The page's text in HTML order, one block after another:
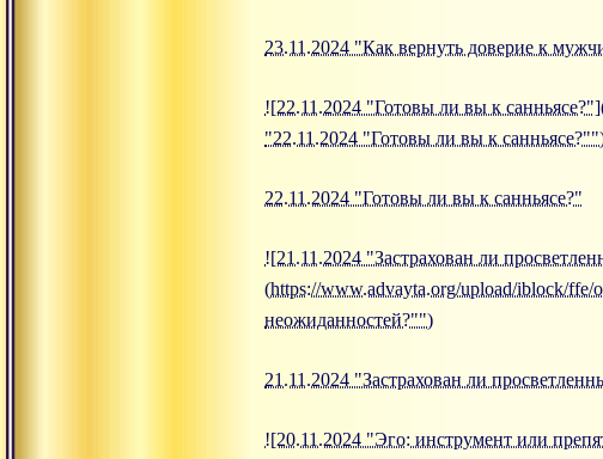
23.11.2024 "Как вернуть доверие к
![22.11.2024 "Готовы ли вы к
"22.11.2024 "Готовы ли вы к
22.11.2024 "Готовы ли вы к санньясе?"
![21.11.2024 "Застрахован ли
(https://www.advayta.org/upload/iblock/
неожиданностей?"")
21.11.2024 "Застрахован ли
![20.11.2024 "Эго: инструмент или